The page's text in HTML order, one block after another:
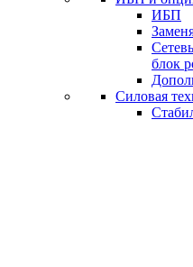
ИБП
блок
Силовая